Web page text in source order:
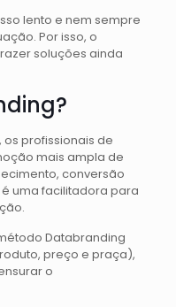
lento e nem sempre
Por isso, o
soluções ainda
profissionais de
mais ampla de
conversão
uma facilitadora para
Databranding
preço e praça),
o